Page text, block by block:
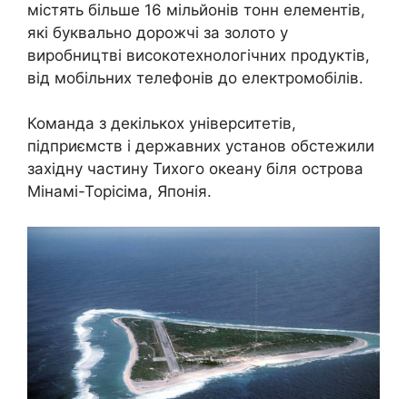
містять більше 16 мільйонів тонн елементів,
які буквально дорожчі за золото у
виробництві високотехнологічних продуктів,
від мобільних телефонів до електромобілів.
Команда з декількох університетів,
підприємств і державних установ обстежили
західну частину Тихого океану біля острова
Мінамі-Торісіма, Японія.